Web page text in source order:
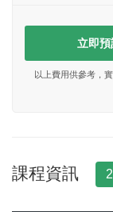
立即預
以上費用供參考，
課程資訊